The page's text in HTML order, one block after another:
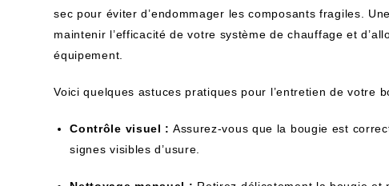
sec pour éviter d’endommager les composants fragiles.
maintenir l’efficacité de votre système de chauffage et
équipement.
Voici quelques astuces pratiques pour l’entretien de votre
Contrôle visuel : Assurez-vous que la bougie est
signes visibles d’usure.